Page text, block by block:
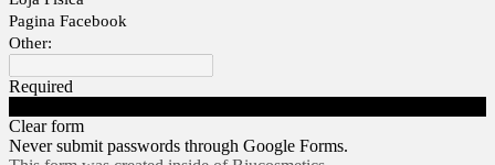
Pagina Facebook
Other:
Required
Clear form
Never submit passwords through Google Forms.